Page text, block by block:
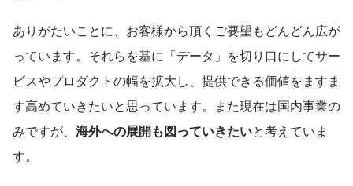
ありがたいことに、お客様から頂くご要望もどんどん広が
っています。それらを基に「データ」を切り口にしてサー
ビスやプロダクトの幅を拡大し、提供できる価値をますま
す高めていきたいと思っています。また現在は国内事業の
みですが、 海外への展開も図っていきたいと考えていま
す。